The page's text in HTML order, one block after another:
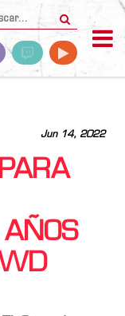
Jun 14, 2022